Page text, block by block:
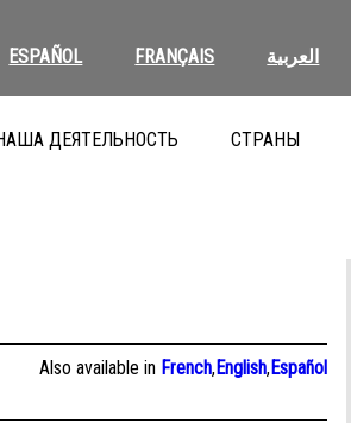
ESPAÑOL FRANÇAIS العربية
ДЕЯТЕЛЬНОСТЬ СТРАНЫ
Also available in French,English,Español